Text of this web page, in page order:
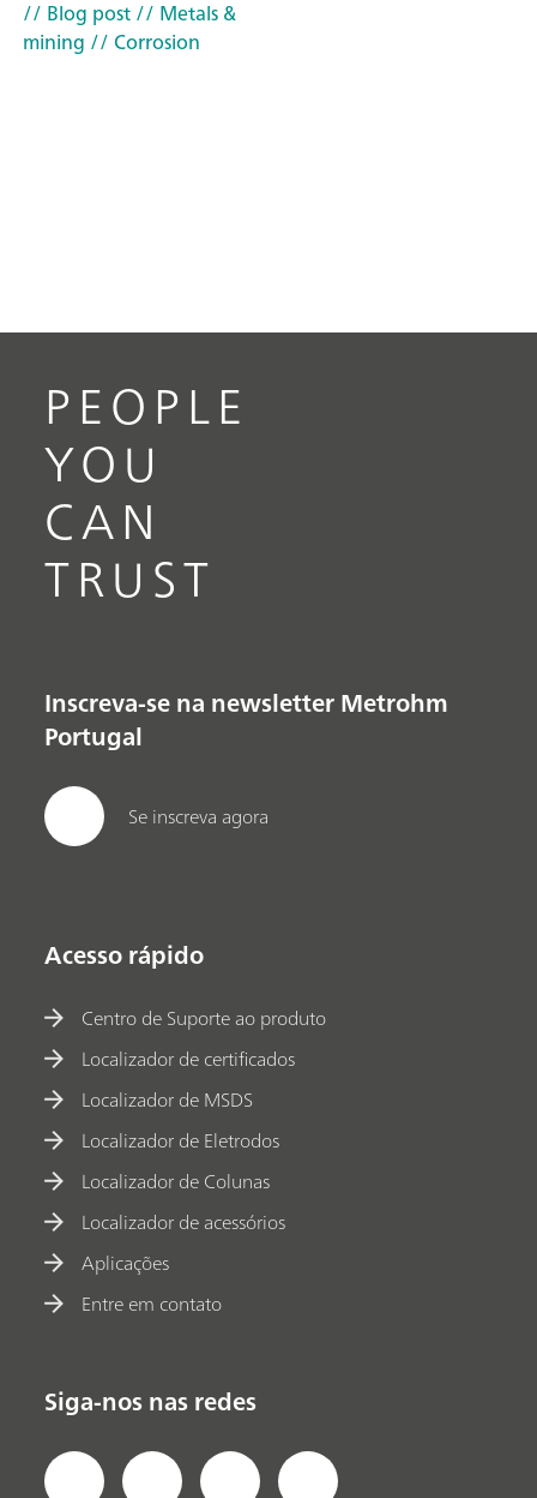
// Blog post// Metals &
mining // Corrosion
PEOPLE
YOU
CAN
TRUST
Inscreva-se na newsletter Metrohm
Portugal
Se inscreva agora
Acesso rápido
Centro de Suporte ao produto
Localizador de certificados
Localizador de MSDS
Localizador de Eletrodos
Localizador de Colunas
Localizador de acessórios
Aplicações
Entre em contato
Siga-nos nas redes